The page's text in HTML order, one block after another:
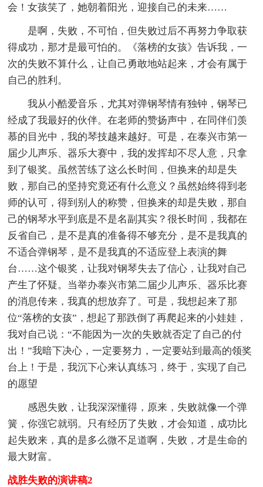
会！女孩笑了，她朝着阳光，迎接自己的未来……
是啊，失败，不可怕，但失败过后不再努力争取获
得成功，那才是最可怕的。《落榜的女孩》告诉我，一
次的失败不算什么，让自己勇敢地站起来，才会有属于
自己的胜利。
我从小酷爱音乐，尤其对弹钢琴情有独钟，钢琴已
经成了我最好的伙伴。在老师的赞扬声中，在同伴们羡
慕的目光中，我的琴技越来越好。可是，在泰兴市第一
届少儿声乐、器乐大赛中，我的发挥却不尽人意，只拿
到了银奖。虽然苦练了这么长时间，但换来的却是失
败，那自己的坚持究竟还有什么意义？虽然始终得到老
师的认可，得到别人的称赞，但换来的却是失败，那自
己的钢琴水平到底是不是名副其实？很长时间，我都在
反省自己，是不是真的准备得不够充分，是不是我真的
不适合弹钢琴，是不是我真的不适应登上表演的舞
台……这个银奖，让我对钢琴失去了信心，让我对自己
产生了怀疑。当举办泰兴市第二届少儿声乐、器乐比赛
的消息传来，我真的想放弃了。可是，我想起来了那
位“落榜的女孩”，想起了那跌倒了再爬起来的小娃娃，
我对自己说：“不能因为一次的失败就否定了自己的付
出！”我暗下决心，一定要努力，一定要站到最高的领奖
台上！于是，我沉下心来认真练习，终于，实现了自己
的愿望
感恩失败，让我深深懂得，原来，失败就像一个弹
簧，你强它就弱。只有经历了失败，才会知道，成功比
起失败来，真的是多么微不足道啊，失败，才是生命的
最大财富。
战胜失败的演讲稿2